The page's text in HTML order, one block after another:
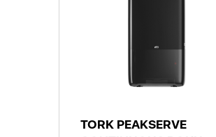
TORK PEAKSERVE